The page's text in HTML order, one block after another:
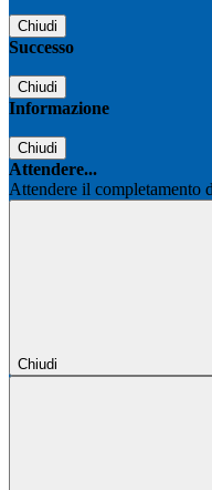
Chiudi
Successo
Chiudi
Informazione
Chiudi
Attendere...
Attendere il completamento
Chiudi